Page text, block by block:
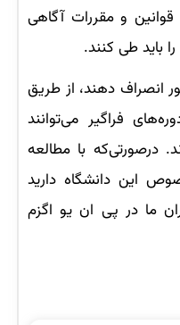
و مقررات آگاهی
باید طی کنند.
انصراف دهند، از طریق
فراگیر می‌توانند
با مطالعه
این دانشگاه دارید
ما در پی ان یو اگزم